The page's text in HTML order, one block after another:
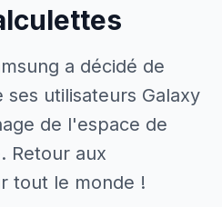
a décidé de
utilisateurs Galaxy
de l'espace de
Retour aux
tout le monde !